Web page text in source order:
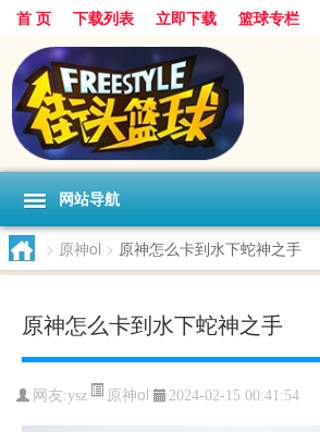
首 页 下载列表 立即下载 篮球专栏
网站导航
> 原神ol > 原神怎么卡到水下蛇神之手
原神怎么卡到水下蛇神之手
网友:ysz 原神ol 2024-02-15 00:41:54